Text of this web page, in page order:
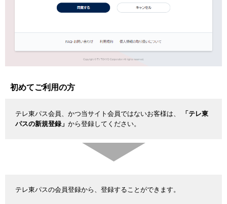
初めてご利用の方
テレ東パス会員、かつ当サイト会員ではないお客様は、
「テレ東
パスの新規登録」 から登録してください。
テレ東パスの会員登録から、登録することができます。